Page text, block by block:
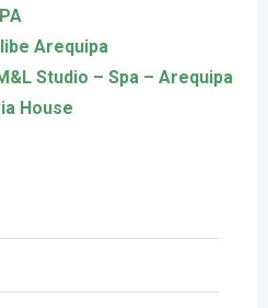
Arequipa
Studio – Spa – Arequipa
House